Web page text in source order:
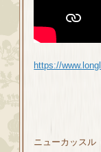
https://
ニューカッス